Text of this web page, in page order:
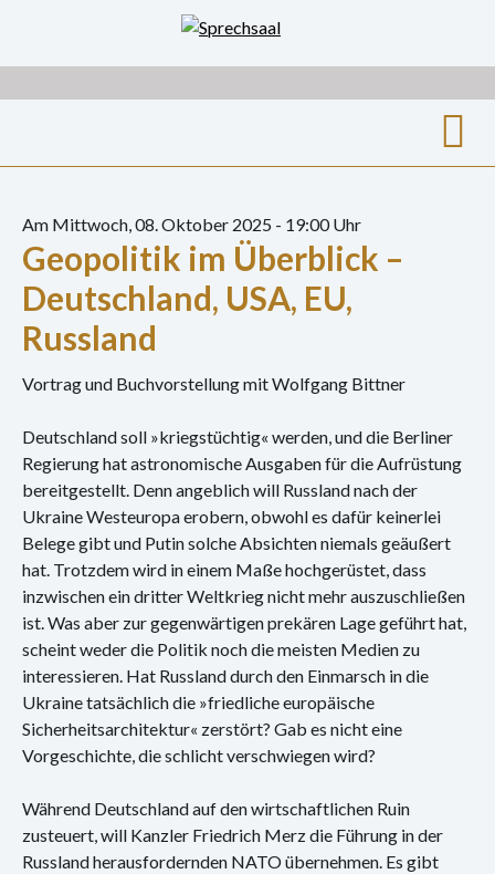
springen
nach:
Archiv
Ausstellungen
Film
Gespräch
Hörspiel
Konzert
Performance
Vernissage
Vortrag
Sprechsaal
Archiv
Ausstellungen
Film
Am Mittwoch, 08. Oktober 2025 - 19:00 Uhr
Geopolitik im Überblick –
Deutschland, USA, EU,
Russland
Vortrag und Buchvorstellung mit Wolfgang Bittner
Deutschland soll »kriegstüchtig« werden, und die Berliner
Regierung hat astronomische Ausgaben für die Aufrüstung
bereitgestellt. Denn angeblich will Russland nach der
Ukraine Westeuropa erobern, obwohl es dafür keinerlei
Belege gibt und Putin solche Absichten niemals geäußert
hat. Trotzdem wird in einem Maße hochgerüstet, dass
inzwischen ein dritter Weltkrieg nicht mehr auszuschließen
ist. Was aber zur gegenwärtigen prekären Lage geführt hat,
scheint weder die Politik noch die meisten Medien zu
interessieren. Hat Russland durch den Einmarsch in die
Ukraine tatsächlich die »friedliche europäische
Sicherheitsarchitektur« zerstört? Gab es nicht eine
Vorgeschichte, die schlicht verschwiegen wird?
Während Deutschland auf den wirtschaftlichen Ruin
zusteuert, will Kanzler Friedrich Merz die Führung in der
Russland herausfordernden NATO übernehmen. Es gibt